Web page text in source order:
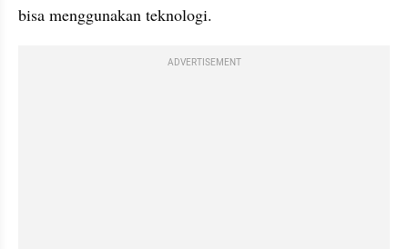
bisa menggunakan teknologi.
ADVERTISEMENT